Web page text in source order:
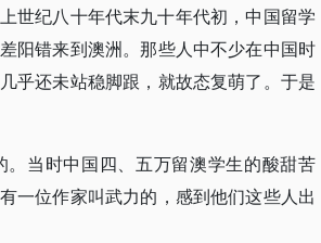
世纪八十年代末九十年代初，中国留学
阳错来到澳洲。那些人中不少在中国时
乎还未站稳脚跟，就故态复萌了。于是
当时中国四、五万留澳学生的酸甜苦
一位作家叫武力的，感到他们这些人出